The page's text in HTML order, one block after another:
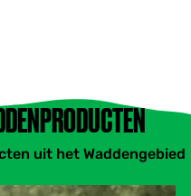
uit het Waddengebied